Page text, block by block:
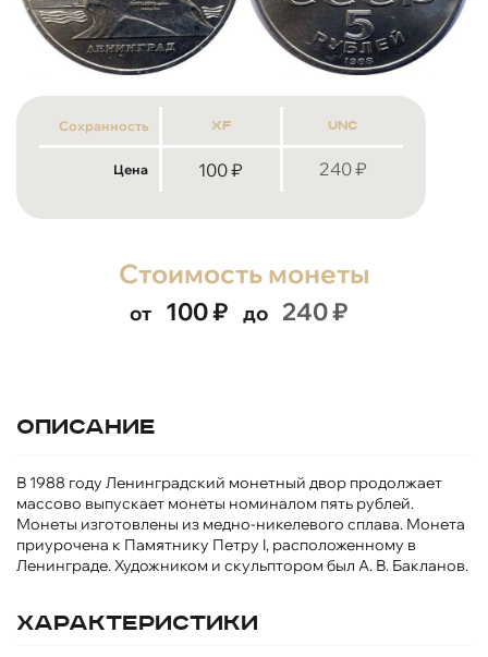
Сохранность xf unc
Цена 100₽ 240₽
Стоимость монеты
от 100₽ до 240₽
Описание
В 1988 году Ленинградский монетный двор продолжает
массово выпускает монеты номиналом пять рублей.
Монеты изготовлены из медно-никелевого сплава. Монета
приурочена к Памятнику Петру I, расположенному в
Ленинграде. Художником и скульптором был А. В. Бакланов.
Характеристики